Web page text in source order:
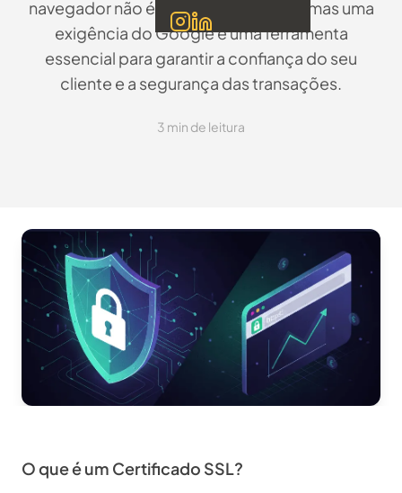
navegador não é apenas um detalhe, mas uma
exigência do Google e uma ferramenta
essencial para garantir a confiança do seu
cliente e a segurança das transações.
3 min de leitura
O que é um Certificado SSL?